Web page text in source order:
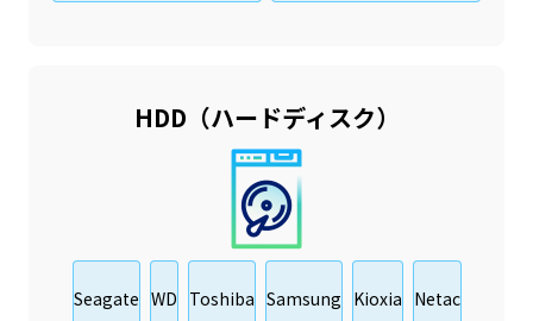
HDD（ハードディスク）
Seagate WD Toshiba Samsung Kioxia Netac